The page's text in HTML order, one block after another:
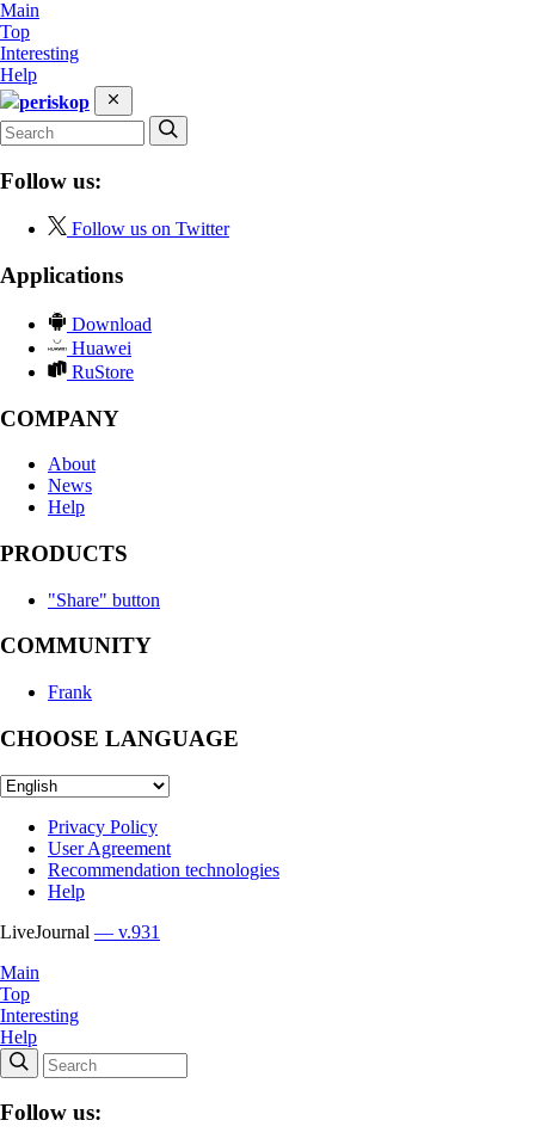
Main
Top
Interesting
Help
periskop
Follow us:
Follow us on Twitter
Applications
Download
Huawei
RuStore
COMPANY
About
News
Help
PRODUCTS
"Share" button
COMMUNITY
Frank
CHOOSE LANGUAGE
Privacy Policy
User Agreement
Recommendation technologies
Help
LiveJournal — v.931
Main
Top
Interesting
Help
Follow us: